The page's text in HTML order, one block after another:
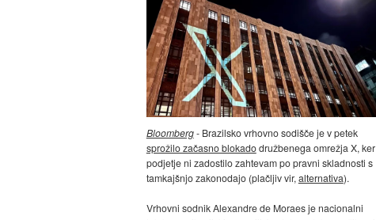
Bloomberg- Brazilsko vrhovno sodišče je v petek
sprožilo začasno blokadodružbenega omrežja X, ker
podjetje ni zadostilo zahtevam po pravni skladnosti s
tamkajšnjo zakonodajo (plačljiv vir, alternativa).
Vrhovni sodnik Alexandre de Moraes je nacionalni